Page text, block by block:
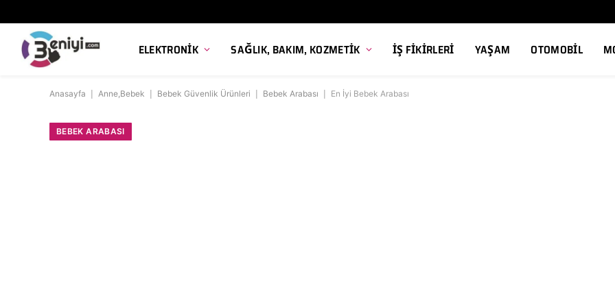
ELEKTRONIK SAĞLIK, BAKIM, KOZMETIK İŞ FIKIRLERI YAŞAM OTOMOBIL
Anasayfa Anne,Bebek Bebek Güvenlik Ürünleri Bebek Arabası En İyi Bebek Arabası
BEBEK ARABASI